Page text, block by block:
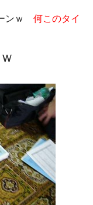
ンｗ 何このタイ